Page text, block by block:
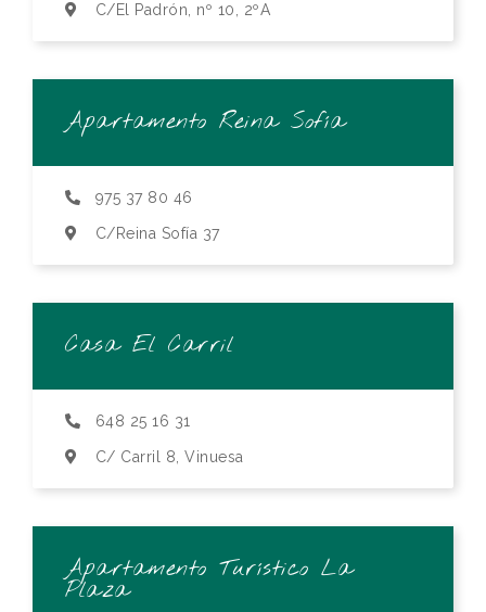
C/El Padrón, nº 10, 2ºA
Apartamento Reina Sofía
975 37 80 46
C/Reina Sofía 37
Casa El Carril
648 25 16 31
C/ Carril 8, Vinuesa
Apartamento Turístico La
Plaza